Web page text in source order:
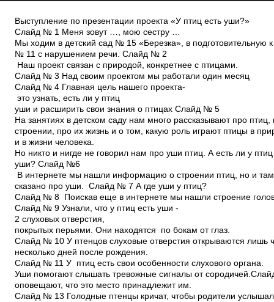
Выступление по презентации проекта «У птиц есть уши?»
Слайд № 1 Меня зовут …, мою сестру …
Мы ходим в детский сад № 15 «Березка», в подготовительную
№ 11 с нарушением речи. Слайд № 2
Наш проект связан с природой, конкретнее с птицами.
Слайд № 3 Над своим проектом мы работали один месяц
Слайд № 4 Главная цель нашего проекта­
это узнать, есть ли у птиц
уши и расширить свои знания о птицах Слайд № 5
На занятиях в детском саду нам много рассказывают про птиц,
строении, про их жизнь и о том, какую роль играют птицы в
и в жизни человека.
Но никто и нигде не говорил нам про уши птиц. А есть ли у птиц
уши? Слайд №6
В интернете мы нашли информацию о строении птиц, но и
сказано про уши. Слайд № 7 А где уши у птиц?
Слайд № 8 Поискав еще в интернете мы нашли строение
Слайд № 9 Узнали, что у птиц есть уши ­
2 слуховых отверстия,
покрытых перьями. Они находятся по бокам от глаз.
Слайд № 10 У птенцов слуховые отверстия открываются лишь
несколько дней после рождения.
Слайд № 11 У птиц есть свои особенности слухового органа.
Уши помогают слышать тревожные сигналы от
оповещают, что это место принадлежит им.
Слайд № 13 Голодные птенцы кричат, чтобы родители